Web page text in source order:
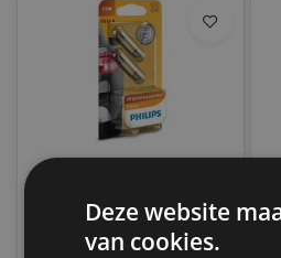
Philips C5W 12V 5W SET
Deze website
van cookies.